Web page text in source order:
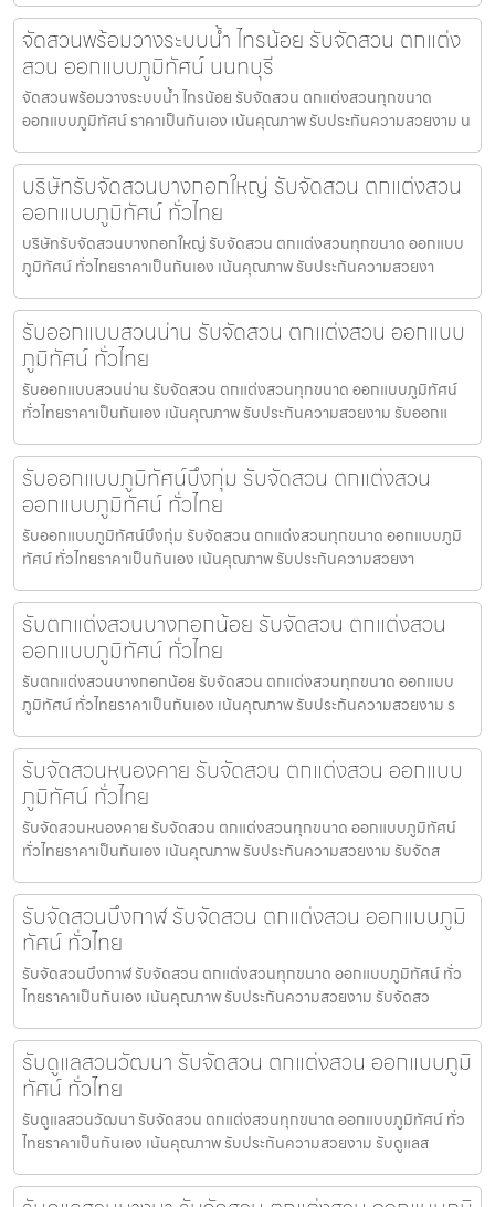
จัดสวนพร้อมวางระบบน้ำ ไทรน้อย รับจัดสวน ตกแต่ง
สวน ออกแบบภูมิทัศน์ นนทบุรี
จัดสวนพร้อมวางระบบน้ำ ไทรน้อย รับจัดสวน ตกแต่งสวนทุกขนาด
ออกแบบภูมิทัศน์ ราคาเป็นกันเอง เน้นคุณภาพ รับประกันความสวยงาม น
บริษัทรับจัดสวนบางกอกใหญ่ รับจัดสวน ตกแต่งสวน
ออกแบบภูมิทัศน์ ทั่วไทย
บริษัทรับจัดสวนบางกอกใหญ่ รับจัดสวน ตกแต่งสวนทุกขนาด ออกแบบ
ภูมิทัศน์ ทั่วไทยราคาเป็นกันเอง เน้นคุณภาพ รับประกันความสวยงา
รับออกแบบสวนน่าน รับจัดสวน ตกแต่งสวน ออกแบบ
ภูมิทัศน์ ทั่วไทย
รับออกแบบสวนน่าน รับจัดสวน ตกแต่งสวนทุกขนาด ออกแบบภูมิทัศน์
ทั่วไทยราคาเป็นกันเอง เน้นคุณภาพ รับประกันความสวยงาม รับออกแ
รับออกแบบภูมิทัศน์บึงกุ่ม รับจัดสวน ตกแต่งสวน
ออกแบบภูมิทัศน์ ทั่วไทย
รับออกแบบภูมิทัศน์บึงกุ่ม รับจัดสวน ตกแต่งสวนทุกขนาด ออกแบบภูมิ
ทัศน์ ทั่วไทยราคาเป็นกันเอง เน้นคุณภาพ รับประกันความสวยงา
รับตกแต่งสวนบางกอกน้อย รับจัดสวน ตกแต่งสวน
ออกแบบภูมิทัศน์ ทั่วไทย
รับตกแต่งสวนบางกอกน้อย รับจัดสวน ตกแต่งสวนทุกขนาด ออกแบบ
ภูมิทัศน์ ทั่วไทยราคาเป็นกันเอง เน้นคุณภาพ รับประกันความสวยงาม ร
รับจัดสวนหนองคาย รับจัดสวน ตกแต่งสวน ออกแบบ
ภูมิทัศน์ ทั่วไทย
รับจัดสวนหนองคาย รับจัดสวน ตกแต่งสวนทุกขนาด ออกแบบภูมิทัศน์
ทั่วไทยราคาเป็นกันเอง เน้นคุณภาพ รับประกันความสวยงาม รับจัดส
รับจัดสวนบึงกาฬ รับจัดสวน ตกแต่งสวน ออกแบบภูมิ
ทัศน์ ทั่วไทย
รับจัดสวนบึงกาฬ รับจัดสวน ตกแต่งสวนทุกขนาด ออกแบบภูมิทัศน์ ทั่ว
ไทยราคาเป็นกันเอง เน้นคุณภาพ รับประกันความสวยงาม รับจัดสว
รับดูแลสวนวัฒนา รับจัดสวน ตกแต่งสวน ออกแบบภูมิ
ทัศน์ ทั่วไทย
รับดูแลสวนวัฒนา รับจัดสวน ตกแต่งสวนทุกขนาด ออกแบบภูมิทัศน์ ทั่ว
ไทยราคาเป็นกันเอง เน้นคุณภาพ รับประกันความสวยงาม รับดูแลส